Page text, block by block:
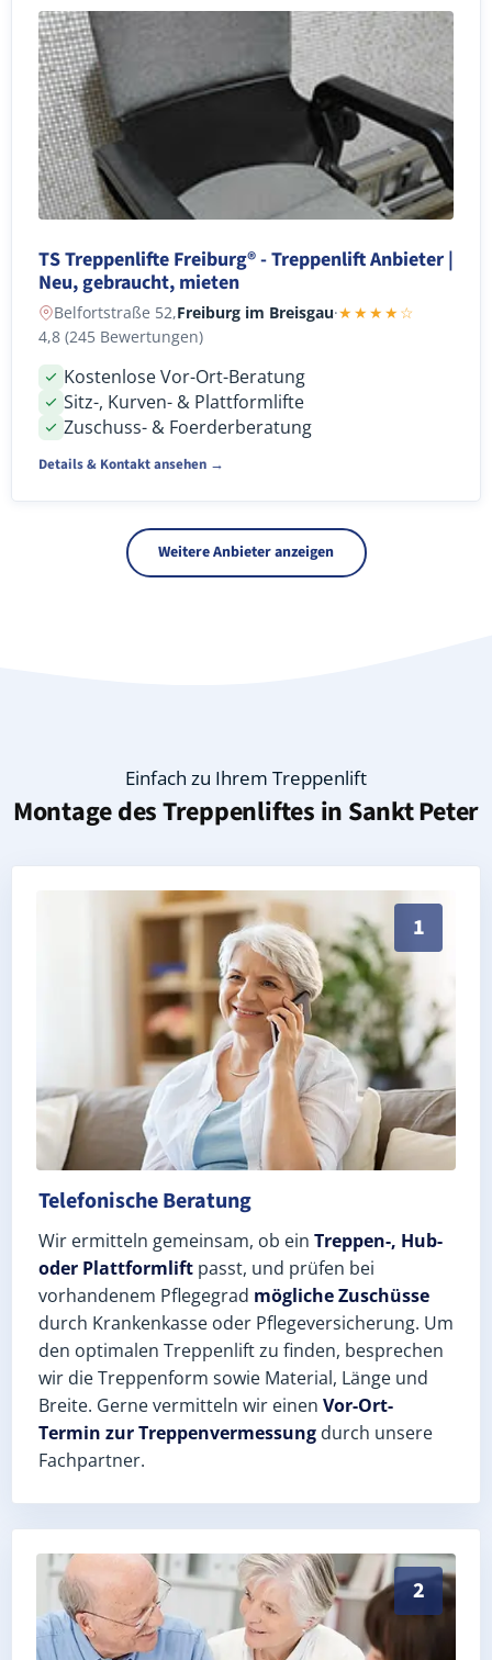
TS Treppenlifte Freiburg® - Treppenlift Anbieter |
Neu, gebraucht, mieten
Belfortstraße 52,Freiburg im Breisgau·★★★★☆
4,8 (245 Bewertungen)
Kostenlose Vor-Ort-Beratung
Sitz-, Kurven- & Plattformlifte
Zuschuss- & Foerderberatung
Details & Kontakt ansehen →
Weitere Anbieter anzeigen
Einfach zu Ihrem Treppenlift
Montage des Treppenliftes in Sankt Peter
1
Persönliche Treppenlift-Beratung in Sankt Peter
Telefonische Beratung
Wir ermitteln gemeinsam, ob ein Treppen-, Hub-
oder Plattformlift passt, und prüfen bei
vorhandenem Pflegegrad mögliche Zuschüsse
durch Krankenkasse oder Pflegeversicherung. Um
den optimalen Treppenlift zu finden, besprechen
wir die Treppenform sowie Material, Länge und
Breite. Gerne vermitteln wir einen Vor-Ort-
Termin zur Treppenvermessung durch unsere
Fachpartner.
2
Exaktes Aufmaß in Sankt Peter (Landkreis